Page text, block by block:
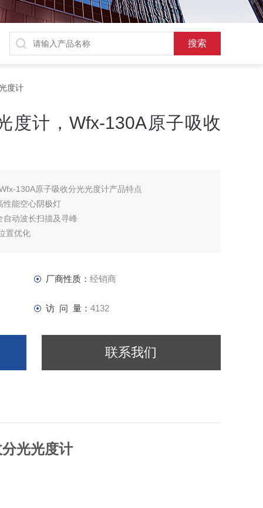
度计
度计，Wfx-130A原子吸收
130A原子吸收分光光度计产品特点
能空心阴极灯
动波长扫描及寻峰
置优化
厂商性质： 经销商
访 问 量： 4132
联系我们
光光度计